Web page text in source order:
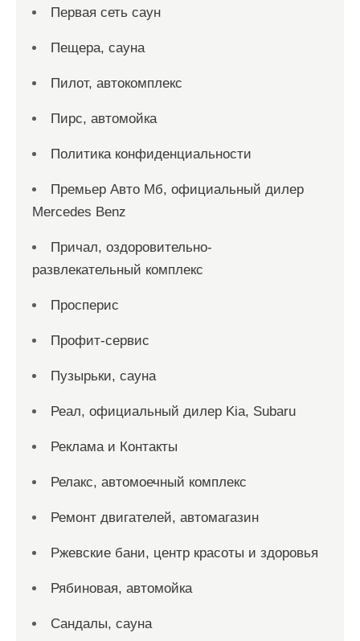
Первая сеть саун
Пещера, сауна
Пилот, автокомплекс
Пирс, автомойка
Политика конфиденциальности
Премьер Авто Мб, официальный дилер
Mercedes Benz
Причал, оздоровительно-
развлекательный комплекс
Просперис
Профит-сервис
Пузырьки, сауна
Реал, официальный дилер Kia, Subaru
Реклама и Контакты
Релакс, автомоечный комплекс
Ремонт двигателей, автомагазин
Ржевские бани, центр красоты и здоровья
Рябиновая, автомойка
Сандалы, сауна